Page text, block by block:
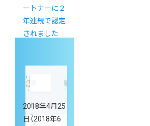
ートナーに２
年連続で認定
されました
2018年4月25
日 （2018年6